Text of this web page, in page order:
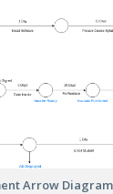
Arrow Diagram